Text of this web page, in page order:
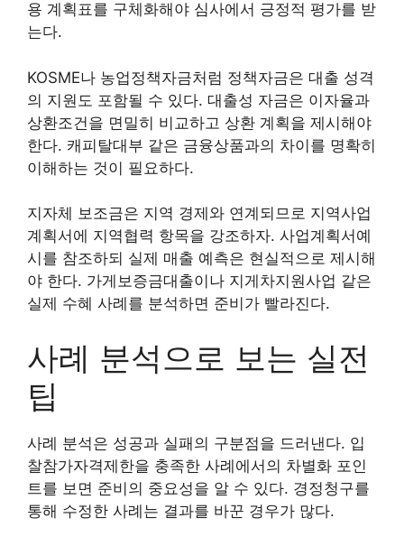
용 계획표를 구체화해야 심사에서 긍정적 평가를 받
는다.
KOSME나 농업정책자금처럼 정책자금은 대출 성격
의 지원도 포함될 수 있다. 대출성 자금은 이자율과
상환조건을 면밀히 비교하고 상환 계획을 제시해야
한다. 캐피탈대부 같은 금융상품과의 차이를 명확히
이해하는 것이 필요하다.
지자체 보조금은 지역 경제와 연계되므로 지역사업
계획서에 지역협력 항목을 강조하자. 사업계획서예
시를 참조하되 실제 매출 예측은 현실적으로 제시해
야 한다. 가게보증금대출이나 지게차지원사업 같은
실제 수혜 사례를 분석하면 준비가 빨라진다.
사례 분석으로 보는 실전
팁
사례 분석은 성공과 실패의 구분점을 드러낸다. 입
찰참가자격제한을 충족한 사례에서의 차별화 포인
트를 보면 준비의 중요성을 알 수 있다. 경정청구를
통해 수정한 사례는 결과를 바꾼 경우가 많다.